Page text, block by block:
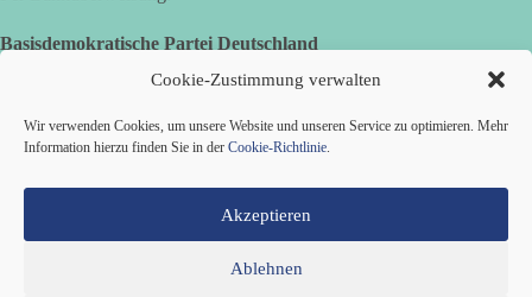
Cookie-Zustimmung verwalten
Wir verwenden Cookies, um unsere Website und unseren Service zu optimieren. Mehr
Information hierzu finden Sie in der Cookie-Richtlinie.
Akzeptieren
Ablehnen
si=2b_C6GgNY9EB-rXw
❤️ Wir freuen uns über deine Unterstützung:
#russandistnichtunserFeind
Basisdemokratische Partei Deutschland
IBAN: DE16 6539 0120 0434 1370 06
BIC: GENODES1EBI